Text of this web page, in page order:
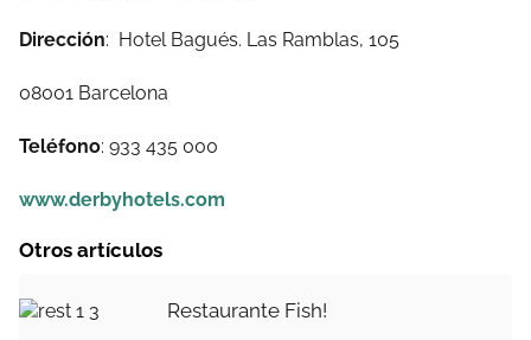
Dirección: Hotel Bagués. Las Ramblas, 105
08001 Barcelona
Teléfono: 933 435 000
www.derbyhotels.com
Otros artículos
Restaurante Fish!